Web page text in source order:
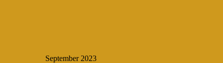
September 2023